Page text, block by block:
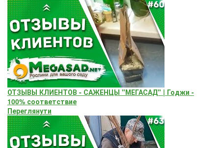
ОТЗЫВЫ КЛИЕНТОВ - САЖЕНЦЫ "МЕГАСАД" | Годжи -
100% соответствие
Переглянути